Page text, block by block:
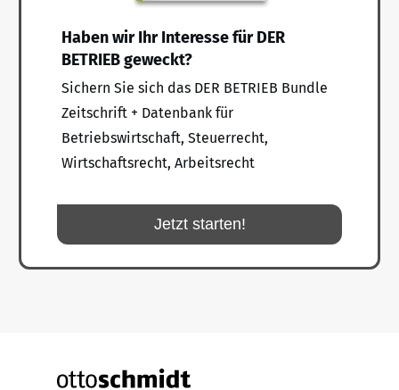
Haben wir Ihr Interesse für DER
BETRIEB geweckt?
Sichern Sie sich das DER BETRIEB Bundle
Zeitschrift + Datenbank für
Betriebswirtschaft, Steuerrecht,
Wirtschaftsrecht, Arbeitsrecht
Jetzt starten!